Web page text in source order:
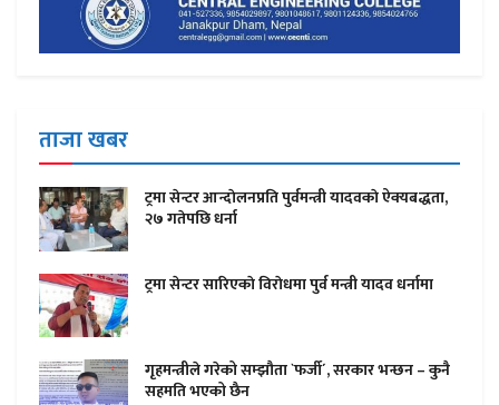
ताजा खबर
ट्रमा सेन्टर आन्दाेलनप्रति पुर्वमन्त्री यादवकाे ऐक्यबद्धता,
२७ गतेपछि धर्ना
ट्रमा सेन्टर सारिएकाे विराेधमा पुर्व मन्त्री यादव धर्नामा
गृहमन्त्रीले गरेको सम्झौता `फर्जी´, सरकार भन्छन – कुनै
सहमति भएको छैन